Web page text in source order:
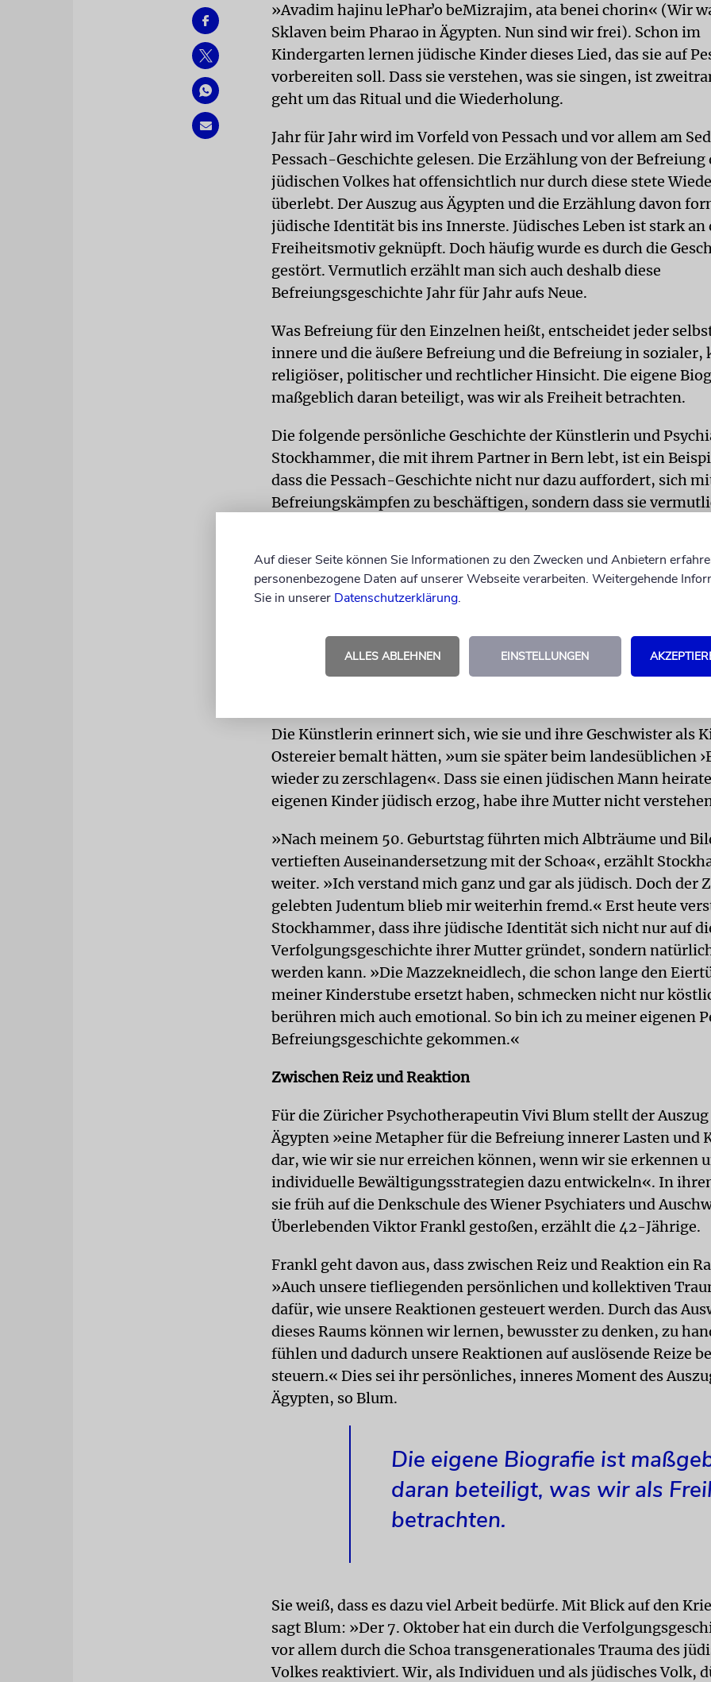
»Avadim hajinu lePharʼo beMizrajim, ata benei chorin« (Wir
Sklaven beim Pharao in Ägypten. Nun sind wir frei). Schon im
Kindergarten lernen jüdische Kinder dieses Lied, das sie auf
vorbereiten soll. Dass sie verstehen, was sie singen, ist
geht um das Ritual und die Wiederholung.
Jahr für Jahr wird im Vorfeld von Pessach und vor allem am
Pessach-Geschichte gelesen. Die Erzählung von der Befreiung
jüdischen Volkes hat offensichtlich nur durch diese stete
überlebt. Der Auszug aus Ägypten und die Erzählung davon
jüdische Identität bis ins Innerste. Jüdisches Leben ist stark an
Freiheitsmotiv geknüpft. Doch häufig wurde es durch die
gestört. Vermutlich erzählt man sich auch deshalb diese
Befreiungsgeschichte Jahr für Jahr aufs Neue.
Was Befreiung für den Einzelnen heißt, entscheidet jeder
innere und die äußere Befreiung und die Befreiung in
religiöser, politischer und rechtlicher Hinsicht. Die eigene
maßgeblich daran beteiligt, was wir als Freiheit betrachten.
Die folgende persönliche Geschichte der Künstlerin und
Stockhammer, die mit ihrem Partner in Bern lebt, ist ein
dass die Pessach-Geschichte nicht nur dazu auffordert, sich
Befreiungskämpfen zu beschäftigen, sondern dass sie
»Aufgewachsen im zwinglianischen Zürich der 60er-Jahre, als
einer heimlich jüdischen Mutter mit israelischem Pass und
Weihnachten feiernden Atheisten, dauerte das, was man
Hause habe man über die Schoa als historische Tragödie und
persönlichen Bezug gesprochen. Und so sei auch der Schabbat
Die Künstlerin erinnert sich, wie sie und ihre Geschwister als
Ostereier bemalt hätten, »um sie später beim landesüblichen
wieder zu zerschlagen«. Dass sie einen jüdischen Mann
eigenen Kinder jüdisch erzog, habe ihre Mutter nicht
»Nach meinem 50. Geburtstag führten mich Albträume und
vertieften Auseinandersetzung mit der Schoa«, erzählt
weiter. »Ich verstand mich ganz und gar als jüdisch. Doch der
gelebten Judentum blieb mir weiterhin fremd.« Erst heute
Stockhammer, dass ihre jüdische Identität sich nicht nur auf
Verfolgungsgeschichte ihrer Mutter gründet, sondern
werden kann. »Die Mazzekneidlech, die schon lange den
meiner Kinderstube ersetzt haben, schmecken nicht nur
berühren mich auch emotional. So bin ich zu meiner eigenen
Befreiungsgeschichte gekommen.«
Zwischen Reiz und Reaktion
Für die Züricher Psychotherapeutin Vivi Blum stellt der Auszug
Ägypten »eine Metapher für die Befreiung innerer Lasten und
dar, wie wir sie nur erreichen können, wenn wir sie erkennen
individuelle Bewältigungsstrategien dazu entwickeln«. In
sie früh auf die Denkschule des Wiener Psychiaters und
Überlebenden Viktor Frankl gestoßen, erzählt die 42-Jährige.
Frankl geht davon aus, dass zwischen Reiz und Reaktion ein
»Auch unsere tiefliegenden persönlichen und kollektiven
dafür, wie unsere Reaktionen gesteuert werden. Durch das
dieses Raums können wir lernen, bewusster zu denken, zu
fühlen und dadurch unsere Reaktionen auf auslösende Reize
steuern.« Dies sei ihr persönliches, inneres Moment des
Ägypten, so Blum.
Die eigene Biografie ist
daran beteiligt, was wir als
betrachten.
Sie weiß, dass es dazu viel Arbeit bedürfe. Mit Blick auf den
sagt Blum: »Der 7. Oktober hat ein durch die
vor allem durch die Schoa transgenerationales Trauma des
Volkes reaktiviert. Wir, als Individuen und als jüdisches Volk,
Auf dieser Seite können Sie Informationen zu den Zwecken und Anbietern
personenbezogene Daten auf unserer Webseite verarbeiten. Weitergehende
Sie in unserer Datenschutzerklärung.
ALLES ABLEHNEN EINSTELLUNGEN